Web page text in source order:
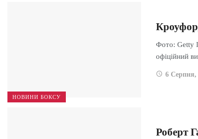
НОВИНИ БОКСУ
Фото: Getty
офіційний
6 Серпня,
Роберт